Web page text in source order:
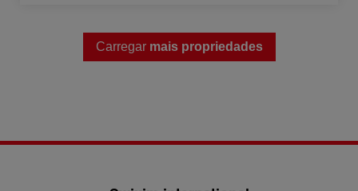
Carregar mais propriedades